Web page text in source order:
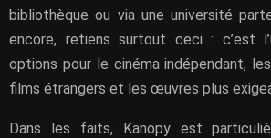
bibliothèque ou via une université
encore, retiens surtout ceci : c’est
options pour le cinéma indépendant,
films étrangers et les œuvres plus
Dans les faits, Kanopy est